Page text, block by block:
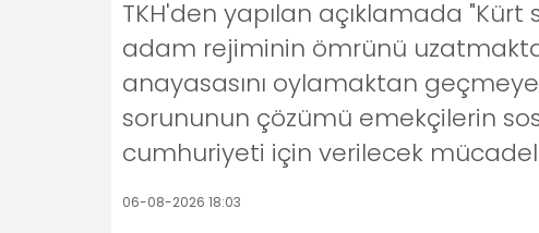
TKH'den yapılan açıklamada
adam rejiminin ömrünü
anayasasını oylamaktan
sorununun çözümü emekçilerin
cumhuriyeti için verilecek
06-08-2026 18:03